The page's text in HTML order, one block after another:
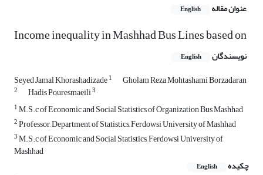
عنوان مقاله English
Income inequality in Mashhad Bus Lines based on
نویسندگان English
Seyed Jamal Khorashadizade1 Gholam Reza Mohtashami Borzadaran
2 Hadis Pouresmaeili3
1M.S.c of Economic and Social Statistics of Organization Bus Mashhad
2Professor, Department of Statistics, Ferdowsi University of Mashhad
3M.S.c of Economic and Social Statistics, Ferdowsi University of
Mashhad
چکیده
English